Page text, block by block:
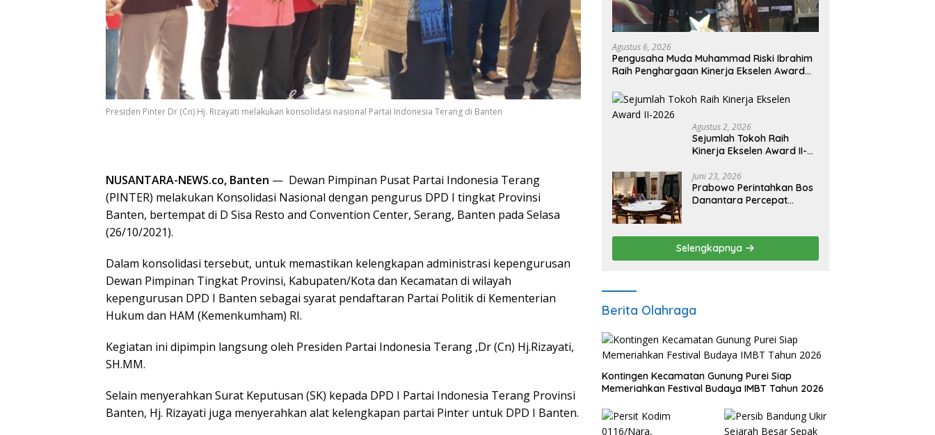
Presiden Pinter Dr (Cn) Hj. Rizayati melakukan konsolidasi nasional Partai Indonesia Terang di Banten
NUSANTARA-NEWS.co, Banten — Dewan Pimpinan Pusat Partai Indonesia Terang
(PINTER) melakukan Konsolidasi Nasional dengan pengurus DPD I tingkat Provinsi
Banten, bertempat di D Sisa Resto and Convention Center, Serang, Banten pada Selasa
(26/10/2021).
Dalam konsolidasi tersebut, untuk memastikan kelengkapan administrasi kepengurusan
Dewan Pimpinan Tingkat Provinsi, Kabupaten/Kota dan Kecamatan di wilayah
kepengurusan DPD I Banten sebagai syarat pendaftaran Partai Politik di Kementerian
Hukum dan HAM (Kemenkumham) RI.
Kegiatan ini dipimpin langsung oleh Presiden Partai Indonesia Terang ,Dr (Cn) Hj.Rizayati,
SH.MM.
Selain menyerahkan Surat Keputusan (SK) kepada DPD I Partai Indonesia Terang Provinsi
Banten, Hj. Rizayati juga menyerahkan alat kelengkapan partai Pinter untuk DPD I Banten.
Agustus 6, 2026
Pengusaha Muda Muhammad Riski Ibrahim
Raih Penghargaan Kinerja Ekselen Award
Agustus 2, 2026
Sejumlah Tokoh Raih
Kinerja Ekselen Award II-
Juni 23, 2026
Prabowo Perintahkan Bos
Danantara Percepat
Ekonomi Baru
Selengkapnya
Berita Olahraga
Kontingen Kecamatan Gunung Purei Siap
Memeriahkan Festival Budaya IMBT Tahun 2026